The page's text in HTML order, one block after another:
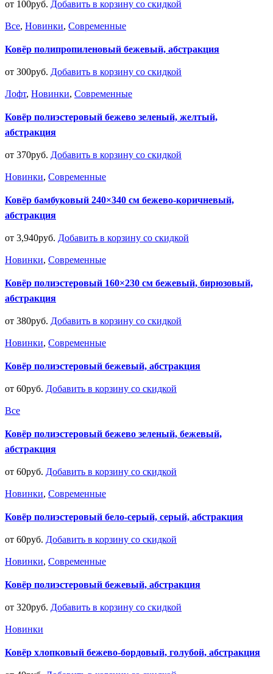
от 100руб. Добавить в корзину со скидкой
Все, Новинки, Современные
Ковёр полипропиленовый бежевый, абстракция
от 300руб. Добавить в корзину со скидкой
Лофт, Новинки, Современные
Ковёр полиэстеровый бежево зеленый, желтый,
абстракция
от 370руб. Добавить в корзину со скидкой
Новинки, Современные
Ковёр бамбуковый 240×340 см бежево-коричневый,
абстракция
от 3,940руб. Добавить в корзину со скидкой
Новинки, Современные
Ковёр полиэстеровый 160×230 см бежевый, бирюзовый,
абстракция
от 380руб. Добавить в корзину со скидкой
Новинки, Современные
Ковёр полиэстеровый бежевый, абстракция
от 60руб. Добавить в корзину со скидкой
Все
Ковёр полиэстеровый бежево зеленый, бежевый,
абстракция
от 60руб. Добавить в корзину со скидкой
Новинки, Современные
Ковёр полиэстеровый бело-серый, серый, абстракция
от 60руб. Добавить в корзину со скидкой
Новинки, Современные
Ковёр полиэстеровый бежевый, абстракция
от 320руб. Добавить в корзину со скидкой
Новинки
Ковёр хлопковый бежево-бордовый, голубой, абстракция